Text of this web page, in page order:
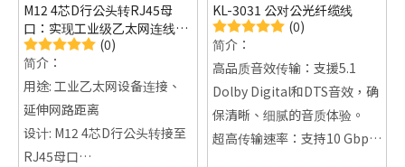
M12 4芯D行公头转RJ45母
口：实现工业级乙太网连线的
专业方案
(0)
简介：
用途: 工业乙太网设备连接、
延伸网路距离
设计: M12 4芯D行公头转接至
RJ45母口
KL-3031 公对公光纤缆线
(0)
简介：
高品质音效传输：支援5.1
Dolby Digital和DTS音效，确
保清晰、细腻的音质体验。
超高传输速率：支持10 Gbps